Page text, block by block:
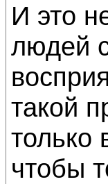
И это
людей
такой
только
чтобы